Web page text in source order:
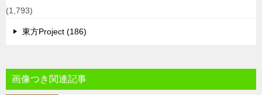
(1,793)
東方Project (186)
画像つき関連記事